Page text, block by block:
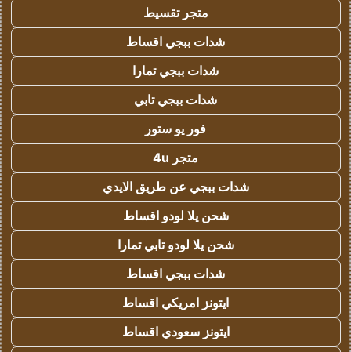
متجر تقسيط
شدات ببجي اقساط
شدات ببجي تمارا
شدات ببجي تابي
فور يو ستور
متجر 4u
شدات ببجي عن طريق الايدي
شحن يلا لودو اقساط
شحن يلا لودو تابي تمارا
شدات ببجي اقساط
ايتونز امريكي اقساط
ايتونز سعودي اقساط